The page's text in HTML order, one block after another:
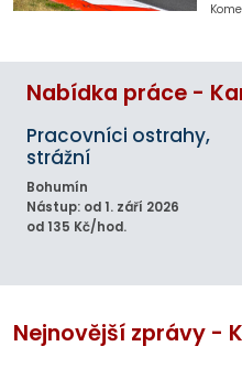
Nabídka práce -
Pracovníci ostrahy,
strážní
Bohumín
Nástup: od 1. září 2026
od 135 Kč/hod.
Nejnovější zprávy -